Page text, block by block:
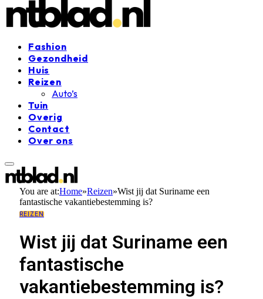
Fashion
Gezondheid
Huis
Reizen
Auto’s
Tuin
Overig
Contact
Over ons
You are at:Home»Reizen»Wist jij dat Suriname een
fantastische vakantiebestemming is?
REIZEN
Wist jij dat Suriname een
fantastische
vakantiebestemming is?